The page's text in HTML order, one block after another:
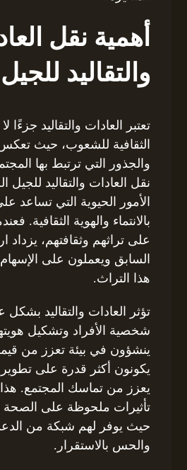
أهمية نقل
والتقاليد
تعتبر العادات والتقاليد جزءًا
الثقافية للشعوب، حيث تعكس
والجذور التي ترتبط بها
نقل العادات والتقاليد للجيل
الأمور الحيوية التي تساعد
بالانتماء والهوية الثقافية.
على تراثهم وثقافتهم، يزداد
السابق ويعملون على
هذا التراث.
تؤثر العادات والتقاليد
شخصية الأفراد وتشكيل
ينشؤون في بيئة تعزز من
يكونون أكثر قدرة على تطوير
يعزز من تماسك المجتمع.
تأثيرات ملحوظة على الصحة
حيث يوفر لهم شبكة من
والحس بالاستقرار.